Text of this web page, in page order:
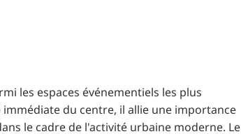
les espaces événementiels les plus
du centre, il allie une importance
le cadre de l'activité urbaine moderne. Le